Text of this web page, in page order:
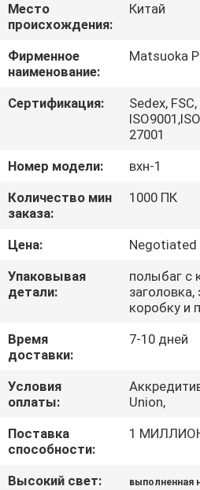
ПУТЕШЕСТВИЕ
ФАБРИКИ
ПРОВЕРКА
СВЯЖИТЕСЬ
МЫ
ЦИТАТУ
КАРТА
САЙТА
POLICY
Место
происхождения:
Китай
Фирменное
наименование:
Matsuoka
Сертификация:
Sedex, FSC,
27001
Номер модели:
вхн-1
Количество мин
заказа:
1000 ПК
Цена:
Negotiated
Упаковывая
детали:
полыбаг с
коробку и
Время
доставки:
7-10 дней
Условия
оплаты:
Union,
Поставка
способности:
1
Высокий свет: выполненная